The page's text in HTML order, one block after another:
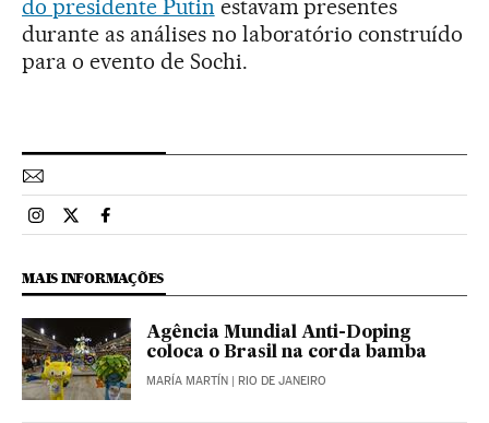
do presidente Putin estavam presentes
durante as análises no laboratório construído
para o evento de Sochi.
Esportes El País Brasil en Instagram
Esportes El País Brasil en Twitter
Esportes El País Brasil en Facebook
MAIS INFORMAÇÕES
Agência Mundial Anti-Doping
coloca o Brasil na corda bamba
MARÍA MARTÍN | RIO DE JANEIRO